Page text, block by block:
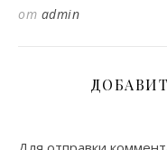
от admin